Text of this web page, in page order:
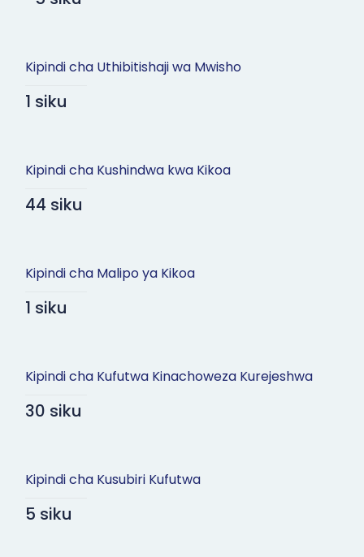
Kipindi cha Uthibitishaji wa Mwisho
1 siku
Kipindi cha Kushindwa kwa Kikoa
44 siku
Kipindi cha Malipo ya Kikoa
1 siku
Kipindi cha Kufutwa Kinachoweza Kurejeshwa
30 siku
Kipindi cha Kusubiri Kufutwa
5 siku